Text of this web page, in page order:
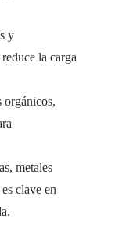
y
la carga
orgánicos,
metales
clave en